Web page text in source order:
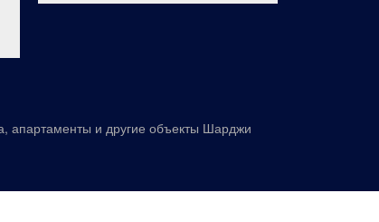
апартаменты и другие объекты Шарджи